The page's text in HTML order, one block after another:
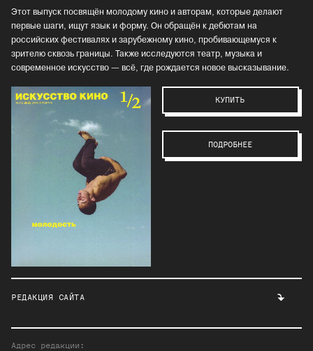
Этот выпуск посвящён молодому кино и авторам, которые делают
первые шаги, ищут язык и форму. Он обращён к дебютам на
российских фестивалях и зарубежному кино, пробивающемуся к
зрителю сквозь границы. Также исследуются театр, музыка и
современное искусство — всё, где рождается новое высказывание.
КУПИТЬ
ПОДРОБНЕЕ
РЕДАКЦИЯ САЙТА
Адрес редакции: